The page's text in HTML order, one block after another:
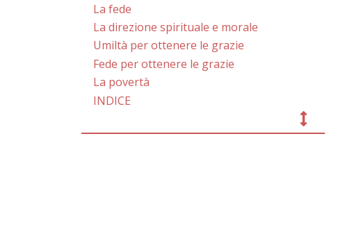
La fede
La direzione spirituale e morale
Umiltà per ottenere le grazie
Fede per ottenere le grazie
La povertà
INDICE